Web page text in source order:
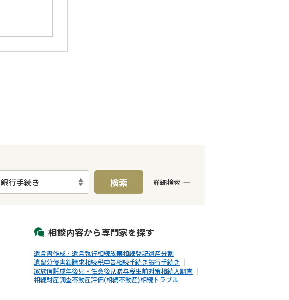
銀行手続き 検索 詳細検索
相談内容から専門家を探す
遺言書作成・遺言執行相続放棄相続登記遺産分割
遺留分侵害額請求相続税申告相続手続き銀行手続き
家族信託成年後見・任意後見贈与税生前対策相続人調査
相続財産調査不動産評価(相続不動産)相続トラブル